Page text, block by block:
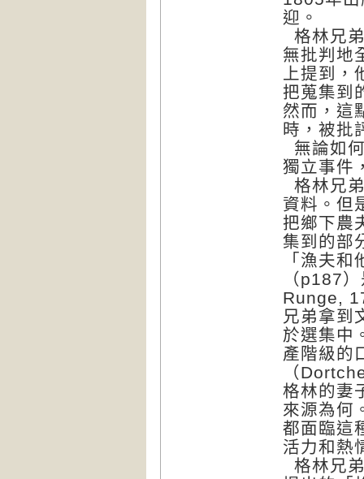
迎。
格林兄
無批判地
上提到
把蒐集到
然而，這
時，被批
無論如
獨立事件
格林兄
資料。但
把鄉下農
集到的部
「漁夫
（p187
Runge,
兄弟拿到
於選集中
產階級的
（
格林的妻
來源為何
都面臨這
活力和熱
格林兄